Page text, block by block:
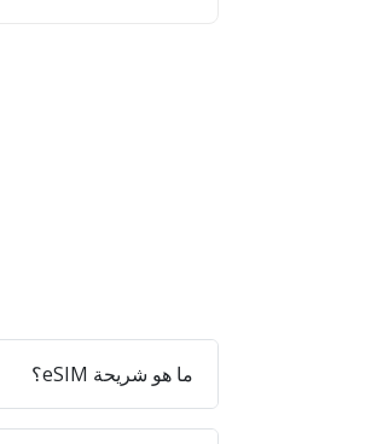
ما هو شريحة eSIM؟